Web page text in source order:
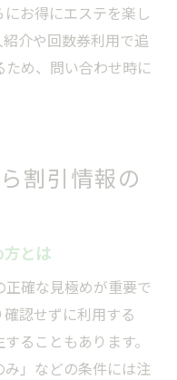
お得にエステを楽し
介や回数券利用で追
め、問い合わせ時に
割引情報の
とは
確な見極めが重要で
認せずに利用する
ることもあります。
」などの条件には注